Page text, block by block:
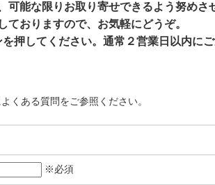
能な限りお取り寄せできるよう努めさ
ておりますので、お気軽にどうぞ。
押してください。通常２営業日以内にご
よくある質問 をご参照ください。
※必須